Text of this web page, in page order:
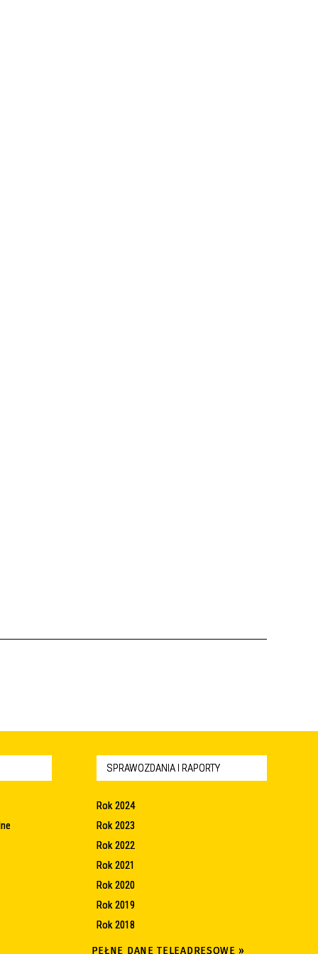
SPRAWOZDANIA I RAPORTY
Rok 2024
Rok 2023
Rok 2022
Rok 2021
Rok 2020
Rok 2019
Rok 2018
PEŁNE DANE TELEADRESOWE »